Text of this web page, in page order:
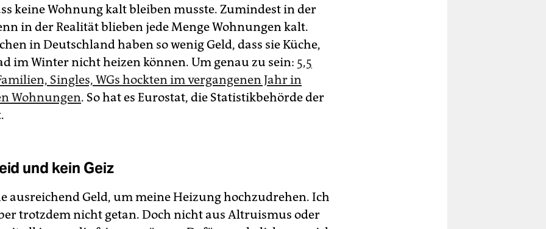
keine Wohnung kalt bleiben musste. Zumindest in der
in der Realität blieben jede Menge Wohnungen kalt.
in Deutschland haben so wenig Geld, dass sie Küche,
im Winter nicht heizen können. Um genau zu sein: 5,5
Singles, WGs hockten im vergangenen Jahr in
Wohnungen. So hat es Eurostat, die Statistikbehörde der
und kein Geiz
ausreichend Geld, um meine Heizung hochzudrehen. Ich
trotzdem nicht getan. Doch nicht aus Altruismus oder